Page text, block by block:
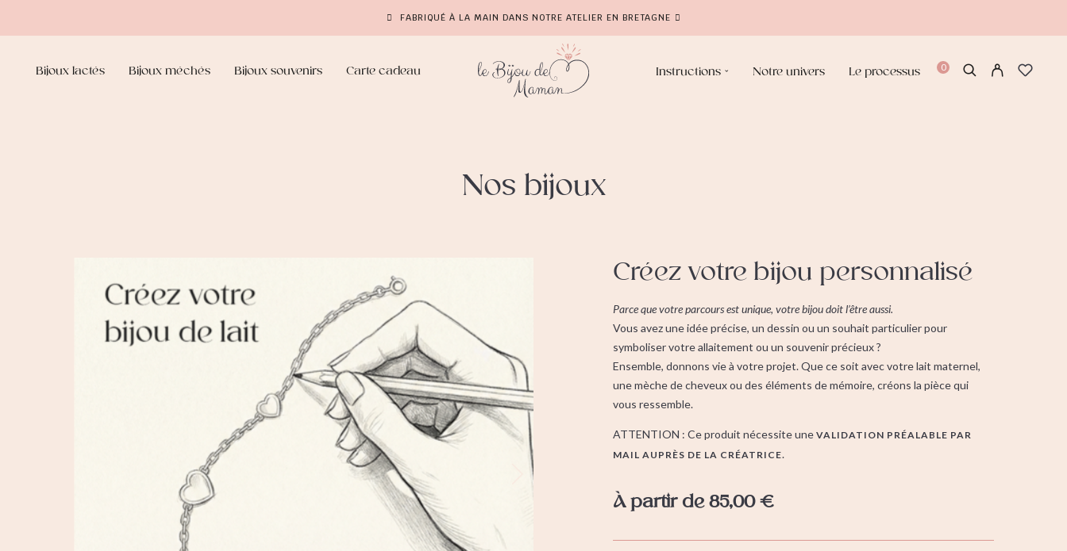
FABRIQUÉ À LA MAIN DANS NOTRE ATELIER EN BRETAGNE
Bijoux lactés Bijoux méchés Bijoux souvenirs Carte cadeau Instructions Notre univers Le processus 0
Nos bijoux
Créez votre bijou personnalisé
Parce que votre parcours est unique, votre bijou doit l’être aussi.
Vous avez une idée précise, un dessin ou un souhait particulier pour
symboliser votre allaitement ou un souvenir précieux ?
Ensemble, donnons vie à votre projet. Que ce soit avec votre lait maternel,
une mèche de cheveux ou des éléments de mémoire, créons la pièce qui
vous ressemble.
ATTENTION : Ce produit nécessite une VALIDATION PRÉALABLE PAR
MAIL AUPRÈS DE LA CRÉATRICE.
À partir de85,00€